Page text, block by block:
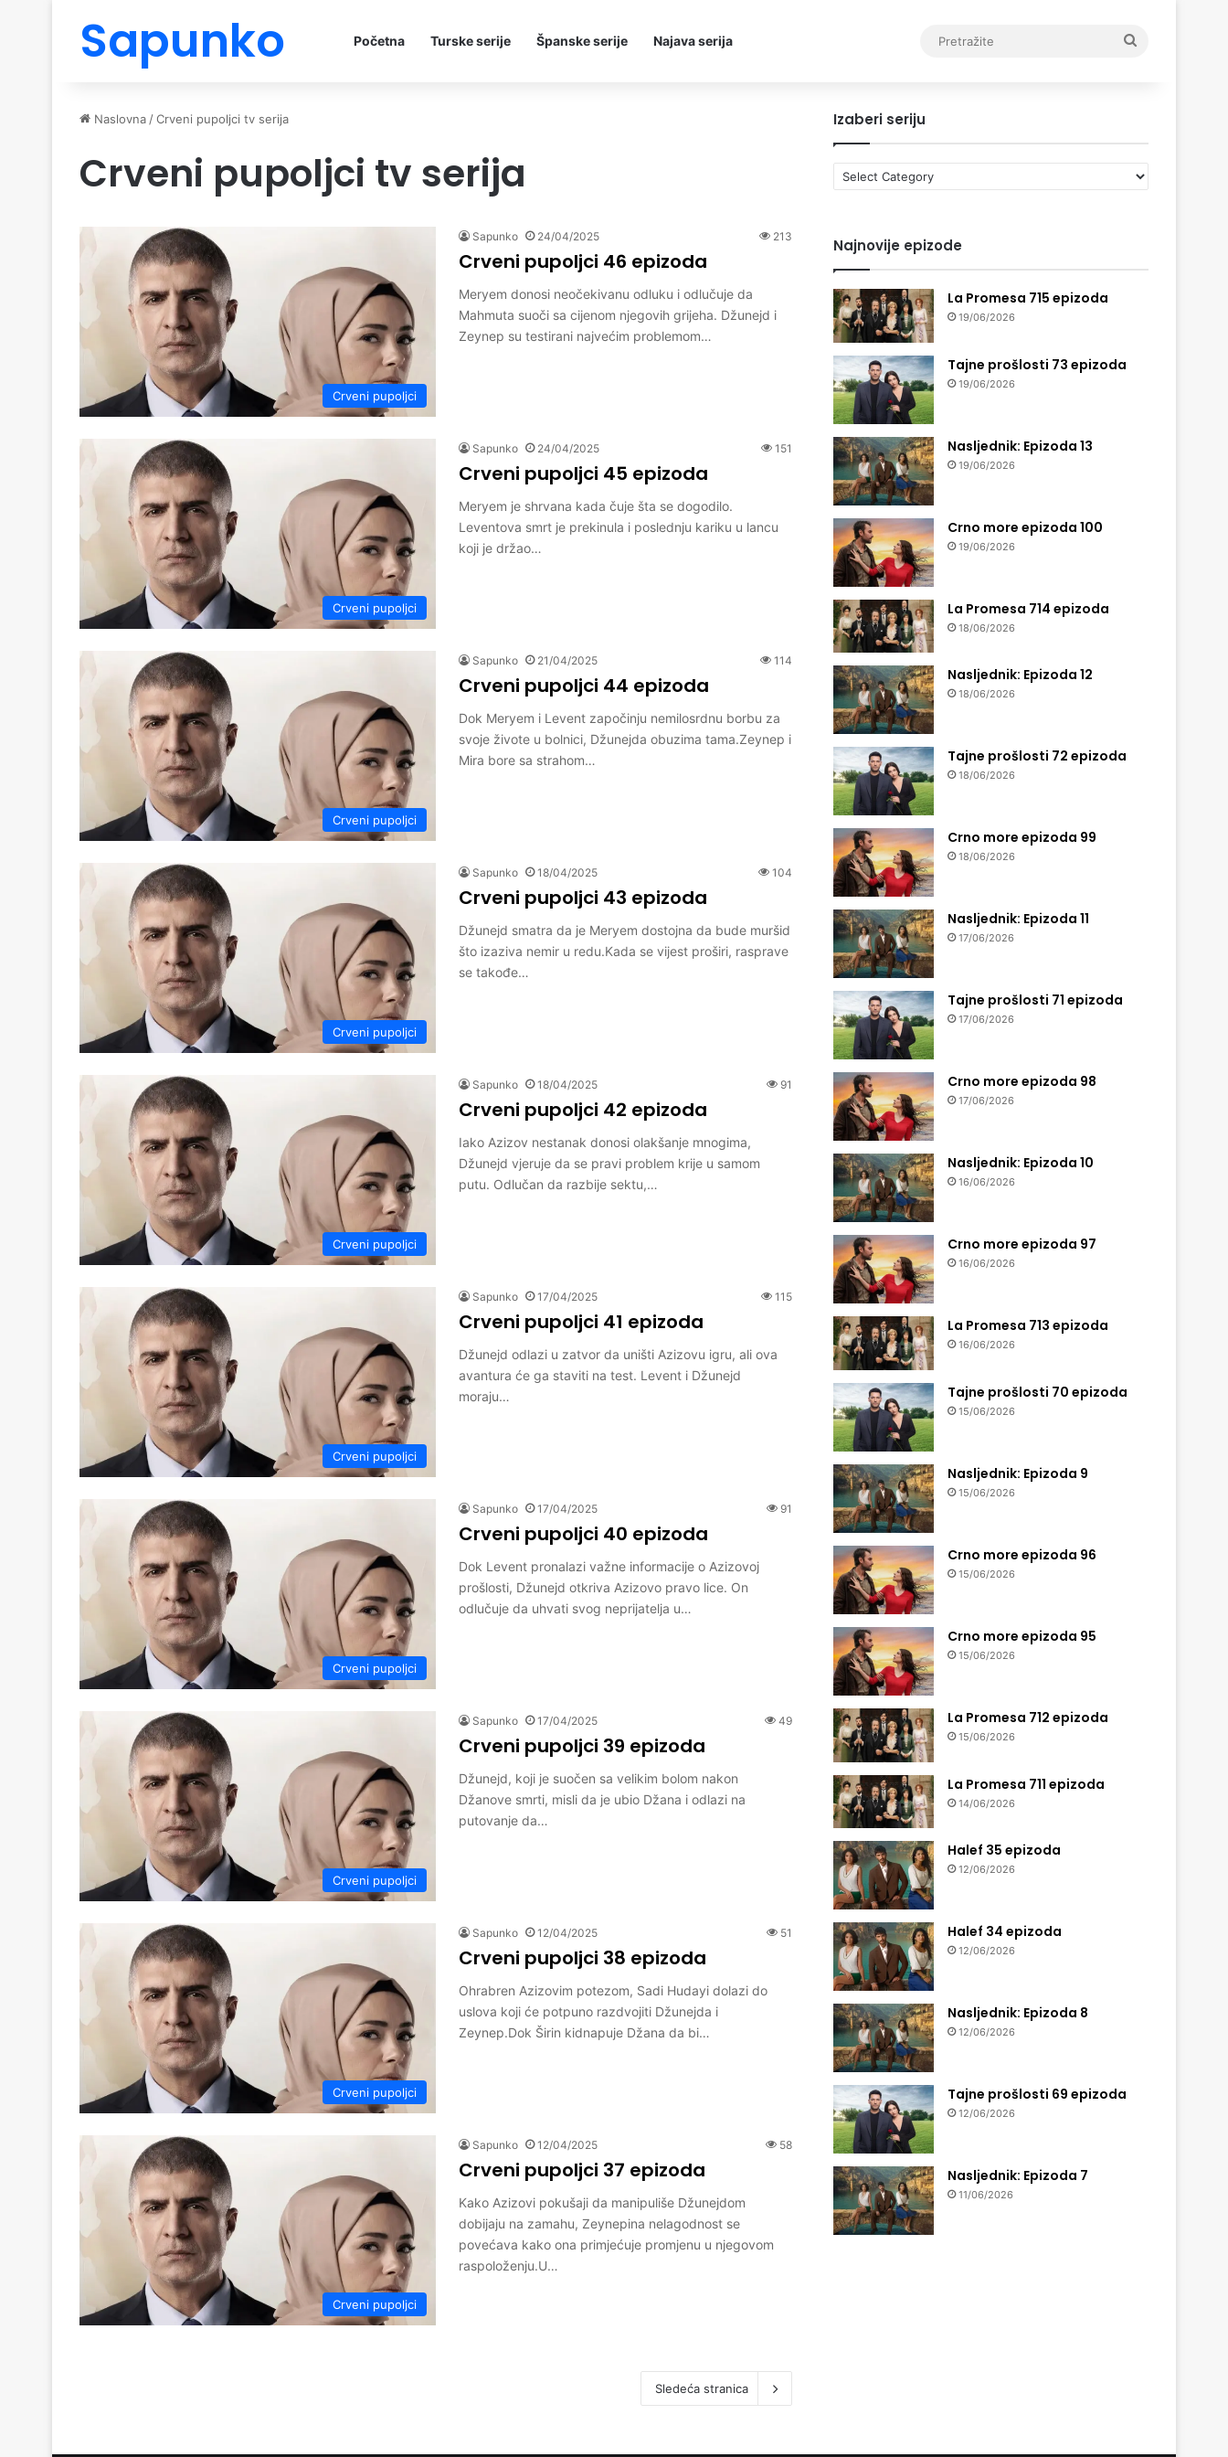
Sapunko Početna Turske serije Španske serije Najava serija
Naslovna /Crveni pupoljci tv serija
Crveni pupoljci tv serija
Crveni pupoljci
Sapunko 24/04/2025 213
Crveni pupoljci 46 epizoda
Meryem donosi neočekivanu odluku i odlučuje da
Mahmuta suoči sa cijenom njegovih grijeha. Džunejd i
Zeynep su testirani najvećim problemom…
Crveni pupoljci
Sapunko 24/04/2025 151
Crveni pupoljci 45 epizoda
Meryem je shrvana kada čuje šta se dogodilo.
Leventova smrt je prekinula i poslednju kariku u lancu
koji je držao…
Crveni pupoljci
Sapunko 21/04/2025 114
Crveni pupoljci 44 epizoda
Dok Meryem i Levent započinju nemilosrdnu borbu za
svoje živote u bolnici, Džunejda obuzima tama.Zeynep i
Mira bore sa strahom…
Crveni pupoljci
Sapunko 18/04/2025 104
Crveni pupoljci 43 epizoda
Džunejd smatra da je Meryem dostojna da bude muršid
što izaziva nemir u redu.Kada se vijest proširi, rasprave
se takođe…
Crveni pupoljci
Sapunko 18/04/2025 91
Crveni pupoljci 42 epizoda
Iako Azizov nestanak donosi olakšanje mnogima,
Džunejd vjeruje da se pravi problem krije u samom
putu. Odlučan da razbije sektu,…
Crveni pupoljci
Sapunko 17/04/2025 115
Crveni pupoljci 41 epizoda
Džunejd odlazi u zatvor da uništi Azizovu igru, ali ova
avantura će ga staviti na test. Levent i Džunejd
moraju…
Crveni pupoljci
Sapunko 17/04/2025 91
Crveni pupoljci 40 epizoda
Dok Levent pronalazi važne informacije o Azizovoj
prošlosti, Džunejd otkriva Azizovo pravo lice. On
odlučuje da uhvati svog neprijatelja u…
Crveni pupoljci
Sapunko 17/04/2025 49
Crveni pupoljci 39 epizoda
Džunejd, koji je suočen sa velikim bolom nakon
Džanove smrti, misli da je ubio Džana i odlazi na
putovanje da…
Crveni pupoljci
Sapunko 12/04/2025 51
Crveni pupoljci 38 epizoda
Ohrabren Azizovim potezom, Sadi Hudayi dolazi do
uslova koji će potpuno razdvojiti Džunejda i
Zeynep.Dok Širin kidnapuje Džana da bi…
Crveni pupoljci
Sapunko 12/04/2025 58
Crveni pupoljci 37 epizoda
Kako Azizovi pokušaji da manipuliše Džunejdom
dobijaju na zamahu, Zeynepina nelagodnost se
povećava kako ona primjećuje promjenu u njegovom
raspoloženju.U…
Sledeća stranica
Izaberi seriju
Izaberi
seriju
Najnovije epizode
La Promesa 715 epizoda
19/06/2026
Tajne prošlosti 73 epizoda
19/06/2026
Nasljednik: Epizoda 13
19/06/2026
Crno more epizoda 100
19/06/2026
La Promesa 714 epizoda
18/06/2026
Nasljednik: Epizoda 12
18/06/2026
Tajne prošlosti 72 epizoda
18/06/2026
Crno more epizoda 99
18/06/2026
Nasljednik: Epizoda 11
17/06/2026
Tajne prošlosti 71 epizoda
17/06/2026
Crno more epizoda 98
17/06/2026
Nasljednik: Epizoda 10
16/06/2026
Crno more epizoda 97
16/06/2026
La Promesa 713 epizoda
16/06/2026
Tajne prošlosti 70 epizoda
15/06/2026
Nasljednik: Epizoda 9
15/06/2026
Crno more epizoda 96
15/06/2026
Crno more epizoda 95
15/06/2026
La Promesa 712 epizoda
15/06/2026
La Promesa 711 epizoda
14/06/2026
Halef 35 epizoda
12/06/2026
Halef 34 epizoda
12/06/2026
Nasljednik: Epizoda 8
12/06/2026
Tajne prošlosti 69 epizoda
12/06/2026
Nasljednik: Epizoda 7
11/06/2026